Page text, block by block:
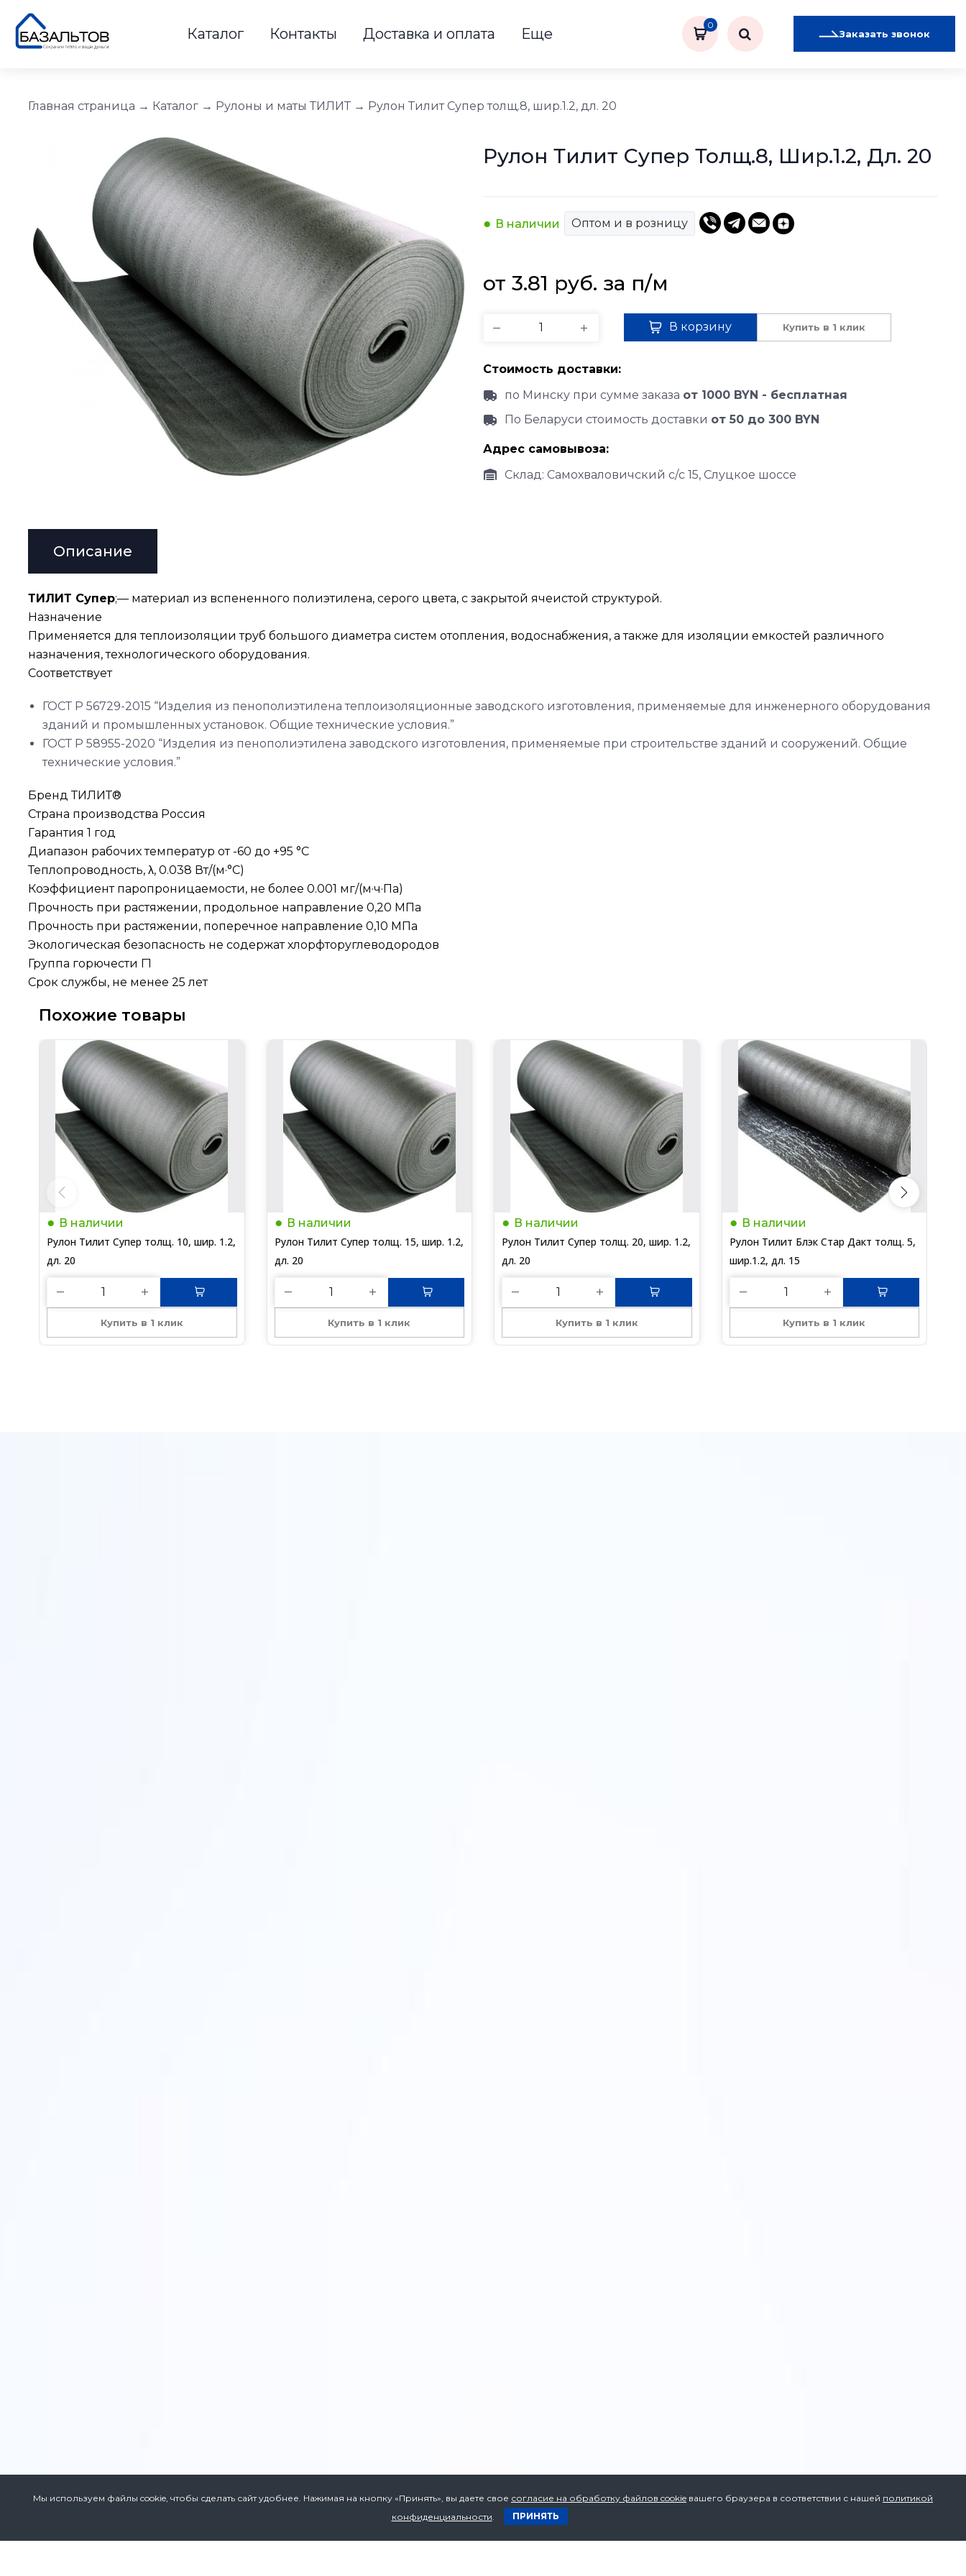
Каталог Контакты Доставка и оплата Еще
0
Заказать звонок
Главная страница → Каталог → Рулоны и маты ТИЛИТ → Рулон Тилит Супер толщ.8, шир.1.2, дл. 20
Рулон Тилит Супер Толщ.8, Шир.1.2, Дл. 20
от 3.81 руб. за п/м
В корзину Купить в 1 клик
В наличии Оптом и в розницу
Стоимость доставки:
по Минску при сумме заказа от 1000 BYN - бесплатная
По Беларуси стоимость доставки от 50 до 300 BYN
Адрес самовывоза:
Склад: Самохваловичский с/с 15, Слуцкое шоссе
Описание
ТИЛИТ Супер;— материал из вспененного полиэтилена, серого цвета, с закрытой ячеистой структурой.
Назначение
Применяется для теплоизоляции труб большого диаметра систем отопления, водоснабжения, а также для изоляции емкостей различного
назначения, технологического оборудования.
Соответствует
ГОСТ Р 56729-2015 “Изделия из пенополиэтилена теплоизоляционные заводского изготовления, применяемые для инженерного оборудования
зданий и промышленных установок. Общие технические условия.”
ГОСТ Р 58955-2020 “Изделия из пенополиэтилена заводского изготовления, применяемые при строительстве зданий и сооружений. Общие
технические условия.”
Бренд ТИЛИТ®
Страна производства Россия
Гарантия 1 год
Диапазон рабочих температур от -60 до +95 °C
Теплопроводность, λ, 0.038 Вт/(м·°C)
Коэффициент паропроницаемости, не более 0.001 мг/(м·ч·Па)
Прочность при растяжении, продольное направление 0,20 МПа
Прочность при растяжении, поперечное направление 0,10 МПа
Экологическая безопасность не содержат хлорфторуглеводородов
Группа горючести Г1
Срок службы, не менее 25 лет
Похожие товары
В наличии
Рулон Тилит Супер толщ. 10, шир. 1.2,
дл. 20
Купить в 1 клик
В наличии
Рулон Тилит Супер толщ. 15, шир. 1.2,
дл. 20
Купить в 1 клик
В наличии
Рулон Тилит Супер толщ. 20, шир. 1.2,
дл. 20
Купить в 1 клик
В наличии
Рулон Тилит Блэк Стар Дакт толщ. 5,
шир.1.2, дл. 15
Купить в 1 клик
Мы используем файлы cookie, чтобы сделать сайт удобнее. Нажимая на кнопку «Принять», вы даете свое согласие на обработку файлов cookie вашего браузера в соответствии с нашей политикой
конфиденциальности. ПРИНЯТЬ